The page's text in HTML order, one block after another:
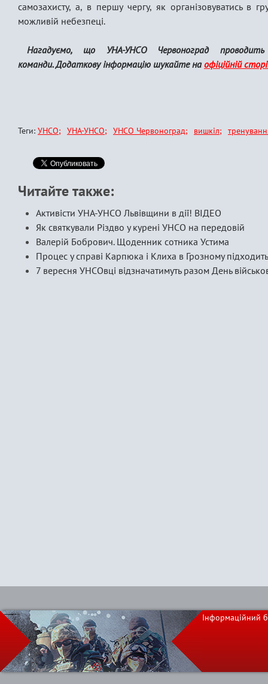
самозахисту, а, в першу чергу, як організовуватись в
можливій небезпеці.
Нагадуємо, що УНА-УНСО Червоноград
команди.Додаткову інформацію шукайте наофіційній
Теги: УНСО УНА-УНСО УНСО Червоноград вишкіл
Читайте также:
Активісти УНА-УНСО Львівщини в дії! ВІДЕО
Як святкували Різдво у курені УНСО на передовій
Валерій Бобрович. Щоденник сотника Устима
Процес у справі Карпюка і Клиха в Грозному
7 вересня УНСОвці відзначатимуть разом День
Інформаційний